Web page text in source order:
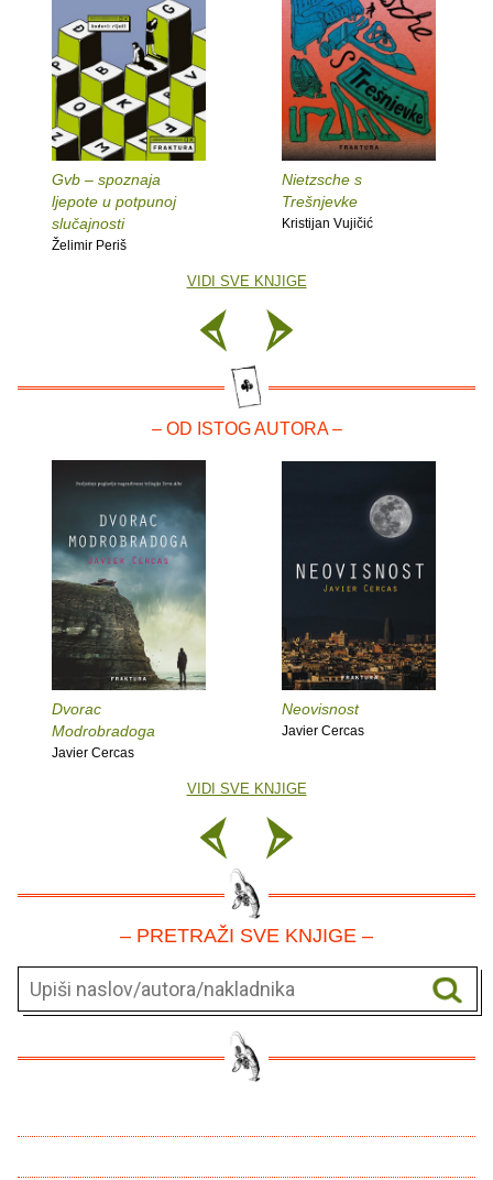
Gvb – spoznaja
ljepote u potpunoj
slučajnosti
Želimir Periš
Nietzsche s
Trešnjevke
Kristijan Vujičić
VIDI SVE KNJIGE
– OD ISTOG AUTORA –
Dvorac
Modrobradoga
Javier Cercas
Neovisnost
Javier Cercas
VIDI SVE KNJIGE
– PRETRAŽI SVE KNJIGE –